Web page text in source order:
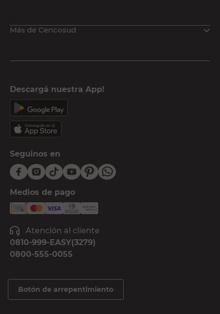
Más de Cencosud
Descargá nuestra App!
Seguinos en
Medios de pago
Atención al cliente
0810-999-EASY(3279)
0800-555-0055
Botón de arrepentimiento